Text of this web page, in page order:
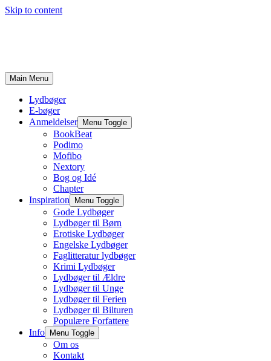
Skip to content
Main Menu
Lydbøger
E-bøger
Anmeldelser
Menu Toggle
BookBeat
Podimo
Mofibo
Nextory
Bog og Idé
Chapter
Inspiration
Menu Toggle
Gode Lydbøger
Lydbøger til Børn
Erotiske Lydbøger
Engelske Lydbøger
Faglitteratur lydbøger
Krimi Lydbøger
Lydbøger til Ældre
Lydbøger til Unge
Lydbøger til Ferien
Lydbøger til Bilturen
Populære Forfattere
Info
Menu Toggle
Om os
Kontakt